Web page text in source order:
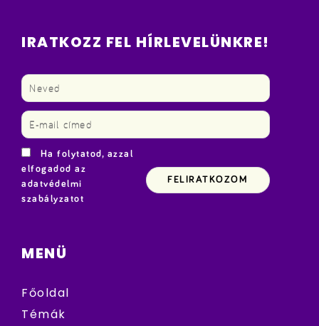
IRATKOZZ FEL HÍRLEVELÜNKRE!
Ha folytatod, azzal
elfogadod az
adatvédelmi
szabályzatot
MENÜ
Főoldal
Témák